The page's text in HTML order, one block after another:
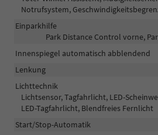
Notrufsystem,
Einparkhilfe
Park Distance Control vorne,
Innenspiegel automatisch abblendend
Lenkung
Lichttechnik
Lichtsensor, Tagfahrlicht, LED-
LED-Tagfahrlicht, Blendfreies Fernlicht
Start/Stop-Automatik